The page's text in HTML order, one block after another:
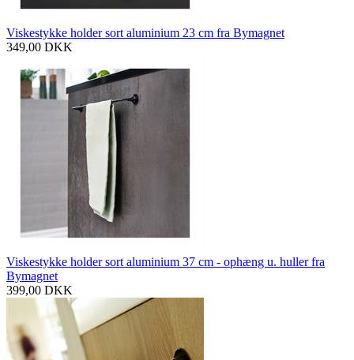
Viskestykke holder sort aluminium 23 cm fra Bymagnet
349,00 DKK
Viskestykke holder sort aluminium 37 cm - ophæng u. huller fra
Bymagnet
399,00 DKK